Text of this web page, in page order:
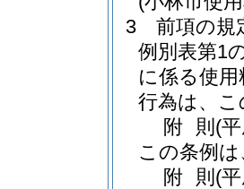
3
前項の規
例別表第1
に係る使
行為は、
附 則 (
この条例
附 則 (